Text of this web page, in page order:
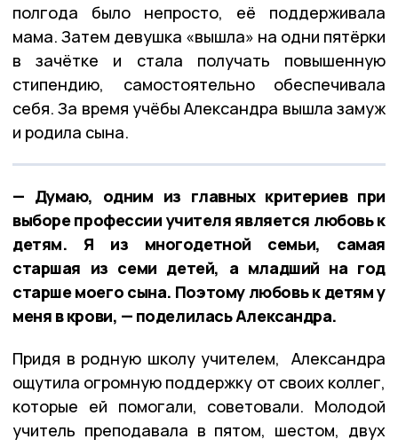
полгода было непросто, её поддерживала
мама. Затем девушка «вышла» на одни пятёрки
в зачётке и стала получать повышенную
стипендию, самостоятельно обеспечивала
себя. За время учёбы Александра вышла замуж
и родила сына.
— Думаю, одним из главных критериев при
выборе профессии учителя является любовь к
детям. Я из многодетной семьи, самая
старшая из семи детей, а младший на год
старше моего сына. Поэтому любовь к детям у
меня в крови, — поделилась Александра.
Придя в родную школу учителем, Александра
ощутила огромную поддержку от своих коллег,
которые ей помогали, советовали. Молодой
учитель преподавала в пятом, шестом, двух